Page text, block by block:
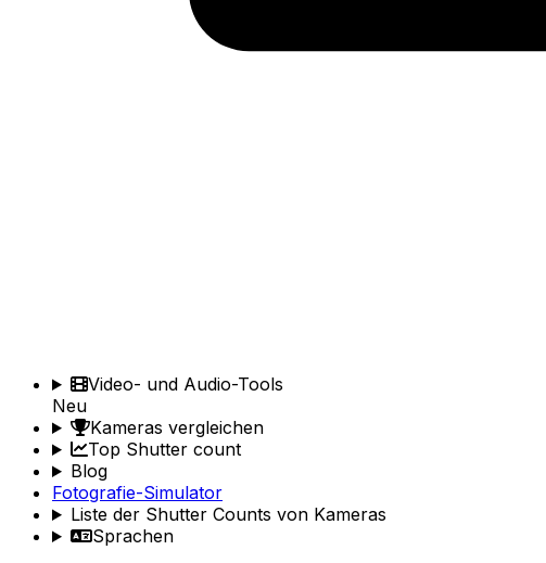
Video- und Audio-Tools
Neu
Kameras vergleichen
Top Shutter count
Blog
Fotografie-Simulator
Liste der Shutter Counts von Kameras
Sprachen